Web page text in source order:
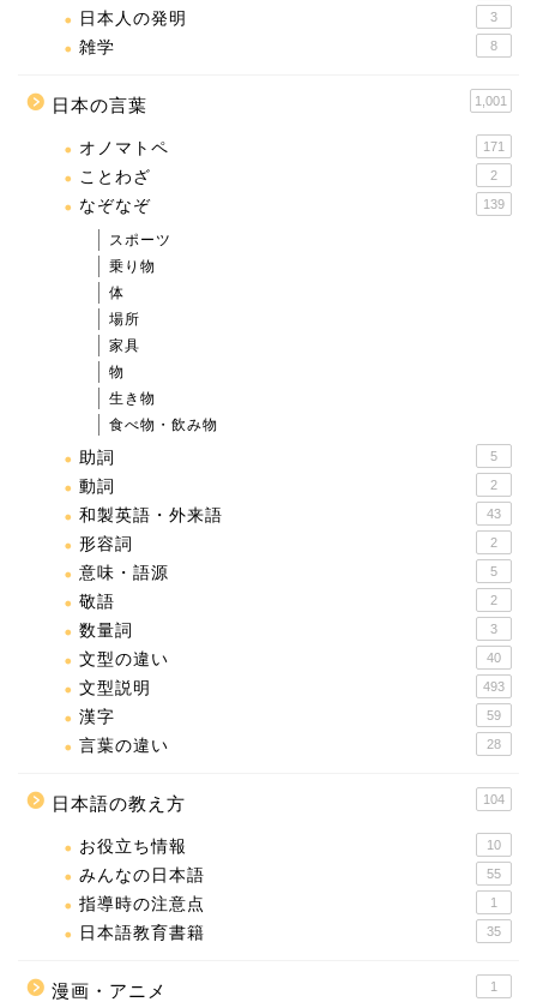
日本人の発明 3
雑学 8
日本の言葉 1,001
オノマトペ 171
ことわざ 2
なぞなぞ 139
スポーツ
乗り物
体
場所
家具
物
生き物
食べ物・飲み物
助詞 5
動詞 2
和製英語・外来語 43
形容詞 2
意味・語源 5
敬語 2
数量詞 3
文型の違い 40
文型説明 493
漢字 59
言葉の違い 28
日本語の教え方 104
お役立ち情報 10
みんなの日本語 55
指導時の注意点 1
日本語教育書籍 35
漫画・アニメ 1